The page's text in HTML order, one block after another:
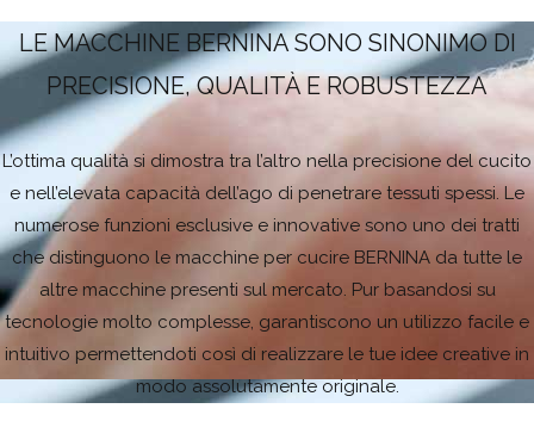
LE MACCHINE BERNINA SONO SINONIMO DI
PRECISIONE, QUALITÀ E ROBUSTEZZA
L’ottima qualità si dimostra tra l’altro nella precisione del cucito
e nell’elevata capacità dell’ago di penetrare tessuti spessi. Le
numerose funzioni esclusive e innovative sono uno dei tratti
che distinguono le macchine per cucire BERNINA da tutte le
altre macchine presenti sul mercato. Pur basandosi su
tecnologie molto complesse, garantiscono un utilizzo facile e
intuitivo permettendoti così di realizzare le tue idee creative in
modo assolutamente originale.